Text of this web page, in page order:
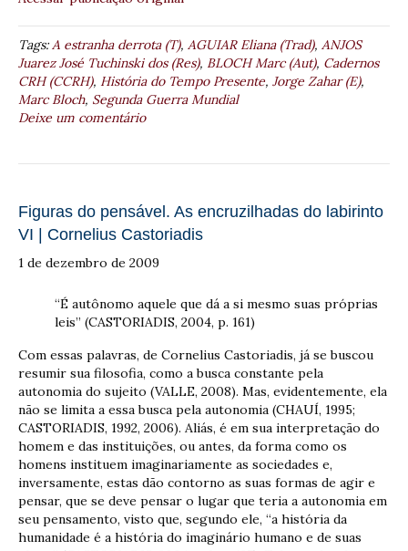
Tags:A estranha derrota (T), AGUIAR Eliana (Trad), ANJOS
Juarez José Tuchinski dos (Res), BLOCH Marc (Aut), Cadernos
CRH (CCRH), História do Tempo Presente, Jorge Zahar (E),
Marc Bloch, Segunda Guerra Mundial
Deixe um comentário
Figuras do pensável. As encruzilhadas do labirinto
VI | Cornelius Castoriadis
1 de dezembro de 2009
“É autônomo aquele que dá a si mesmo suas próprias
leis” (CASTORIADIS, 2004, p. 161)
Com essas palavras, de Cornelius Castoriadis, já se buscou
resumir sua filosofia, como a busca constante pela
autonomia do sujeito (VALLE, 2008). Mas, evidentemente, ela
não se limita a essa busca pela autonomia (CHAUÍ, 1995;
CASTORIADIS, 1992, 2006). Aliás, é em sua interpretação do
homem e das instituições, ou antes, da forma como os
homens instituem imaginariamente as sociedades e,
inversamente, estas dão contorno as suas formas de agir e
pensar, que se deve pensar o lugar que teria a autonomia em
seu pensamento, visto que, segundo ele, “a história da
humanidade é a história do imaginário humano e de suas